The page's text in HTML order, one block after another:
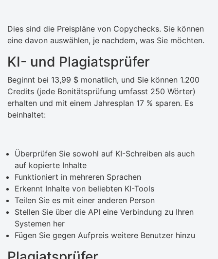
Dies sind die Preispläne von Copychecks. Sie können
eine davon auswählen, je nachdem, was Sie möchten.
KI- und Plagiatsprüfer
Beginnt bei 13,99 $ monatlich, und Sie können 1.200
Credits (jede Bonitätsprüfung umfasst 250 Wörter)
erhalten und mit einem Jahresplan 17 % sparen. Es
beinhaltet:
Überprüfen Sie sowohl auf KI-Schreiben als auch
auf kopierte Inhalte
Funktioniert in mehreren Sprachen
Erkennt Inhalte von beliebten KI-Tools
Teilen Sie es mit einer anderen Person
Stellen Sie über die API eine Verbindung zu Ihren
Systemen her
Fügen Sie gegen Aufpreis weitere Benutzer hinzu